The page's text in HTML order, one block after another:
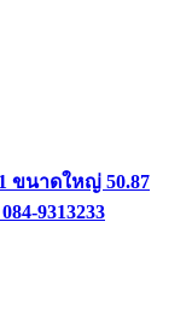
ขนาดใหญ่ 50.87
9313233